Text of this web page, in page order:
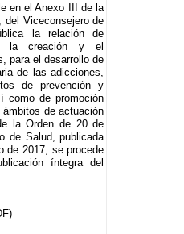
en el Anexo III de la
del Viceconsejero de
la relación de
la creación y el
para el desarrollo de
de las adicciones,
de prevención y
como de promoción
de actuación
la Orden de 20 de
de Salud, publicada
de 2017, se procede
íntegra del